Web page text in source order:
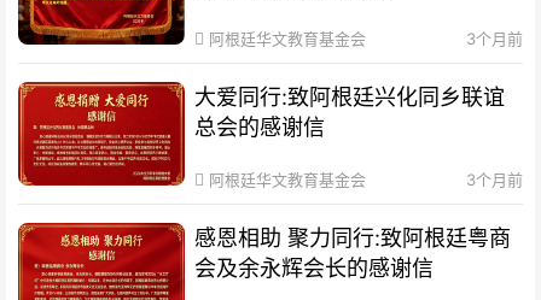
阿根廷华文教育基金会 3个月前
大爱同行:致阿根廷兴化同乡联谊
总会的感谢信
阿根廷华文教育基金会 3个月前
感恩相助 聚力同行:致阿根廷粤商
会及余永辉会长的感谢信